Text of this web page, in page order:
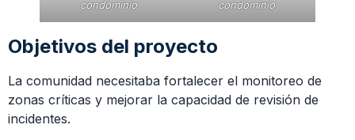
condominio
condominio
Objetivos del proyecto
La comunidad necesitaba fortalecer el monitoreo de
zonas críticas y mejorar la capacidad de revisión de
incidentes.